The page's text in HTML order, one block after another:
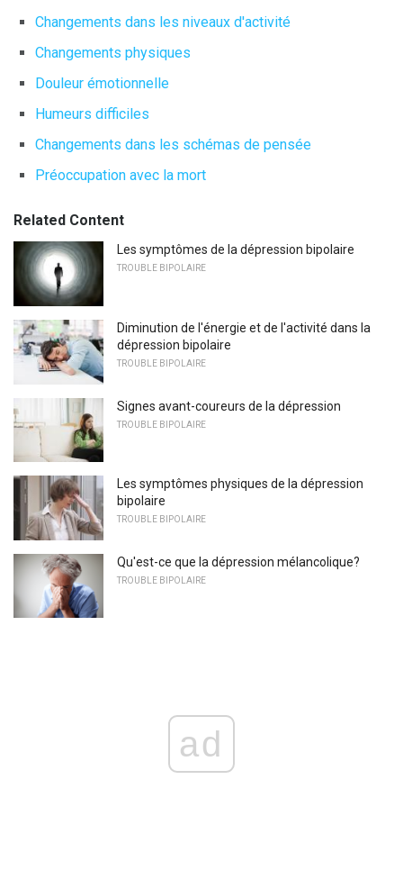
Changements dans les niveaux d'activité
Changements physiques
Douleur émotionnelle
Humeurs difficiles
Changements dans les schémas de pensée
Préoccupation avec la mort
Related Content
Les symptômes de la dépression bipolaire
TROUBLE BIPOLAIRE
Diminution de l'énergie et de l'activité dans la
dépression bipolaire
TROUBLE BIPOLAIRE
Signes avant-coureurs de la dépression
TROUBLE BIPOLAIRE
Les symptômes physiques de la dépression
bipolaire
TROUBLE BIPOLAIRE
Qu'est-ce que la dépression mélancolique?
TROUBLE BIPOLAIRE
ad